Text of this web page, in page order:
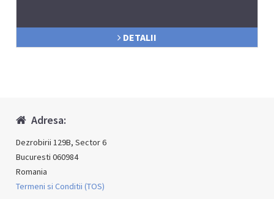
DETALII
Adresa:
Dezrobirii 129B, Sector 6
Bucuresti 060984
Romania
Termeni si Conditii (TOS)